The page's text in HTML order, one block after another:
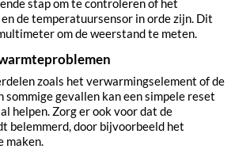
stap om te controleren of het
de temperatuursensor in orde zijn. Dit
om de weerstand te meten.
warmteproblemen
zoals het verwarmingselement of de
gevallen kan een simpele reset
helpen. Zorg er ook voor dat de
belemmerd, door bijvoorbeeld het
maken.